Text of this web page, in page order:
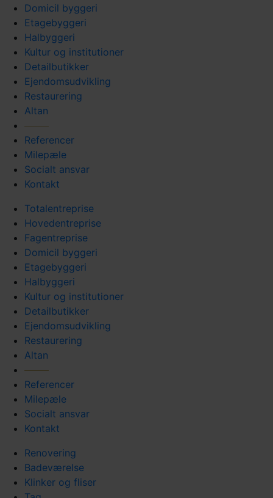
Domicil byggeri
Etagebyggeri
Halbyggeri
Kultur og institutioner
Detailbutikker
Ejendomsudvikling
Restaurering
Altan
Referencer
Milepæle
Socialt ansvar
Kontakt
Totalentreprise
Hovedentreprise
Fagentreprise
Domicil byggeri
Etagebyggeri
Halbyggeri
Kultur og institutioner
Detailbutikker
Ejendomsudvikling
Restaurering
Altan
Referencer
Milepæle
Socialt ansvar
Kontakt
Renovering
Badeværelse
Klinker og fliser